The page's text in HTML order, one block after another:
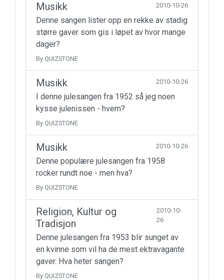
Musikk 2010-10-26
Denne sangen lister opp en rekke av stadig
større gaver som gis i løpet av hvor mange
dager?
By QUIZSTONE
Musikk 2010-10-26
I denne julesangen fra 1952 så jeg noen
kysse julenissen - hvem?
By QUIZSTONE
Musikk 2010-10-26
Denne populære julesangen fra 1958
rocker rundt noe - men hva?
By QUIZSTONE
Religion, Kultur og
Tradisjon
2010-10-
26
Denne julesangen fra 1953 blir sunget av
en kvinne som vil ha de mest ektravagante
gaver. Hva heter sangen?
By QUIZSTONE